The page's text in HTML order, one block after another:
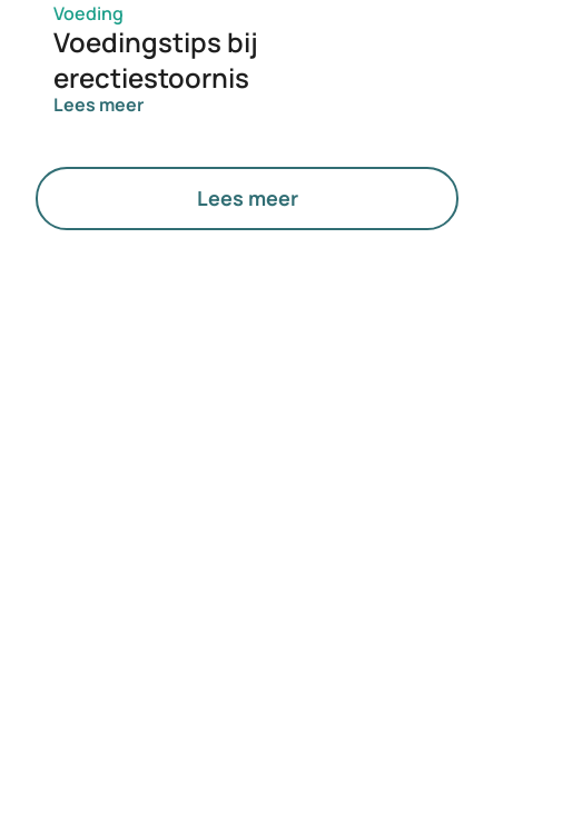
Voeding
Voedingstips bij
erectiestoornis
Lees meer
Lees meer